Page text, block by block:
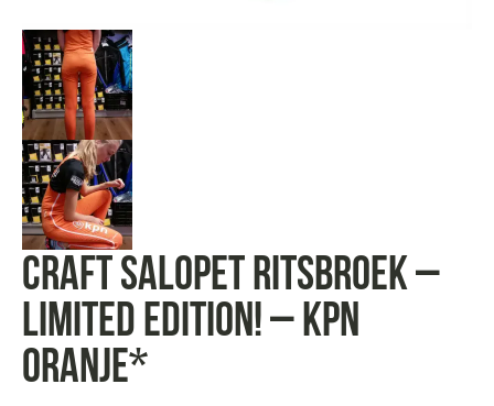
Craft Salopet Ritsbroek –
Limited Edition! – KPN
Oranje*